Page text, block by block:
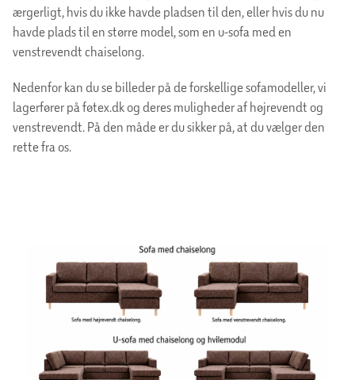
ærgerligt, hvis du ikke havde pladsen til den, eller hvis du nu
havde plads til en større model, som en u-sofa med en
venstrevendt chaiselong.
Nedenfor kan du se billeder på de forskellige sofamodeller, vi
lagerfører på føtex.dk og deres muligheder af højrevendt og
venstrevendt. På den måde er du sikker på, at du vælger den
rette fra os.